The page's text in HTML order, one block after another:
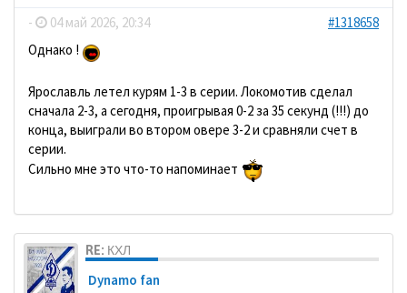
- 04 май 2026, 20:34
#1318658
Однако !
Ярославль летел курям 1-3 в серии. Локомотив сделал
сначала 2-3, а сегодня, проигрывая 0-2 за 35 секунд (!!!) до
конца, выиграли во втором овере 3-2 и сравняли счет в
серии.
Сильно мне это что-то напоминает
RE: КХЛ
Dynamo fan